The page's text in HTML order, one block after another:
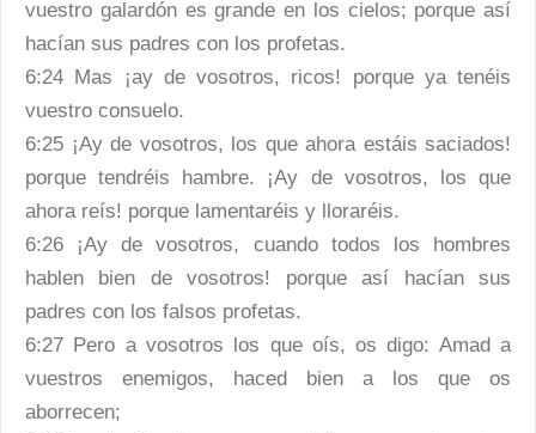
vuestro galardón es grande en los cielos; porque así
hacían sus padres con los profetas.
6:24 Mas ¡ay de vosotros, ricos! porque ya tenéis
vuestro consuelo.
6:25 ¡Ay de vosotros, los que ahora estáis saciados!
porque tendréis hambre. ¡Ay de vosotros, los que
ahora reís! porque lamentaréis y lloraréis.
6:26 ¡Ay de vosotros, cuando todos los hombres
hablen bien de vosotros! porque así hacían sus
padres con los falsos profetas.
6:27 Pero a vosotros los que oís, os digo: Amad a
vuestros enemigos, haced bien a los que os
aborrecen;